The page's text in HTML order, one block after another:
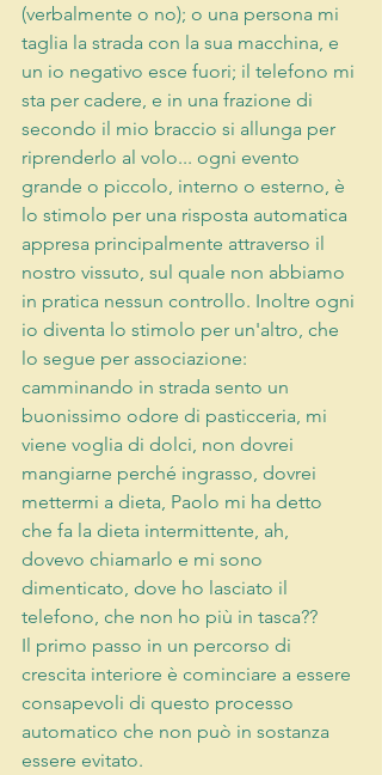
(verbalmente o no); o una persona mi
taglia la strada con la sua macchina, e
un io negativo esce fuori; il telefono mi
sta per cadere, e in una frazione di
secondo il mio braccio si allunga per
riprenderlo al volo... ogni evento
grande o piccolo, interno o esterno, è
lo stimolo per una risposta automatica
appresa principalmente attraverso il
nostro vissuto, sul quale non abbiamo
in pratica nessun controllo. Inoltre ogni
io diventa lo stimolo per un'altro, che
lo segue per associazione:
camminando in strada sento un
buonissimo odore di pasticceria, mi
viene voglia di dolci, non dovrei
mangiarne perché ingrasso, dovrei
mettermi a dieta, Paolo mi ha detto
che fa la dieta intermittente, ah,
dovevo chiamarlo e mi sono
dimenticato, dove ho lasciato il
telefono, che non ho più in tasca??
Il primo passo in un percorso di
crescita interiore è cominciare a essere
consapevoli di questo processo
automatico che non può in sostanza
essere evitato.